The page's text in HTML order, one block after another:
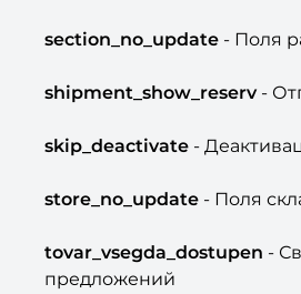
section_no_update - Поля
shipment_show_reserv-
skip_deactivate -
store_no_update - Поля
tovar_vsegda_dostupen -
предложений